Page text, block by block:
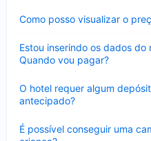
Como posso visualizar o
Estou inserindo os dados
Quando vou pagar?
O hotel requer algum
antecipado?
É possível conseguir uma
Contraído